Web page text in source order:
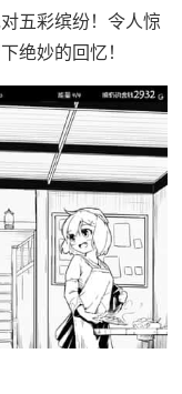
五彩缤纷！令人惊
绝妙的回忆！